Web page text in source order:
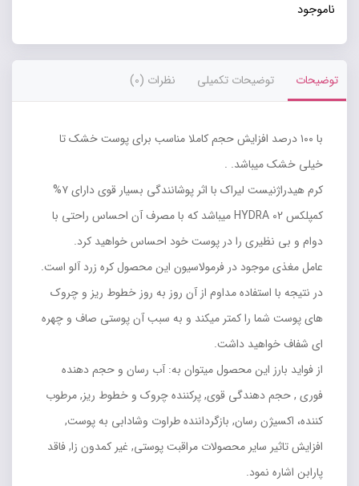
ناموجود
توضیحات توضیحات تکمیلی نظرات (0)
با ۱۰۰ درصد افزایش حجم کاملا مناسب برای پوست خشک تا
خیلی خشک میباشد. .
کرم هیدراژنیست لیراک با اثر پوشانندگی بسیار قوی دارای ۷%
کمپلکس HYDRA 02 میباشد که با مصرف آن احساس راحتی با
دوام و بی نظیری را در پوست خود احساس خواهید کرد.
عامل مغذی موجود در فرمولاسیون این محصول کره زرد آلو است.
در نتیجه با استفاده مداوم از آن روز به روز خطوط ریز و چروک
های پوست شما را کمتر میکند و به سبب آن پوستی صاف و چهره
ای شفاف خواهید داشت.
از فواید بارز این محصول میتوان به: آب رسان و حجم دهنده
فوری , حجم دهندگی قوی, پرکننده چروک و خطوط ریز, مرطوب
کننده، اکسیژن رسان, بازگرداننده طراوت وشادابی به پوست,
افزایش تاثیر سایر محصولات مراقبت پوستی, غیر کمدون زا, فاقد
پارابن اشاره نمود.